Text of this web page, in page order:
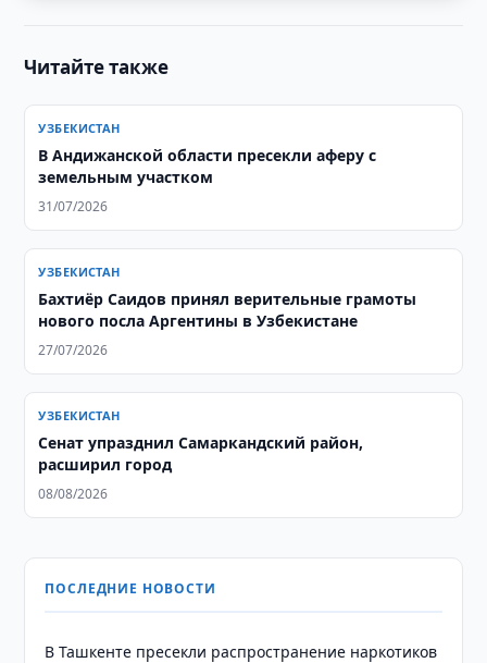
Читайте также
УЗБЕКИСТАН
В Андижанской области пресекли аферу с
земельным участком
31/07/2026
УЗБЕКИСТАН
Бахтиёр Саидов принял верительные грамоты
нового посла Аргентины в Узбекистане
27/07/2026
УЗБЕКИСТАН
Сенат упразднил Самаркандский район,
расширил город
08/08/2026
ПОСЛЕДНИЕ НОВОСТИ
В Ташкенте пресекли распространение наркотиков